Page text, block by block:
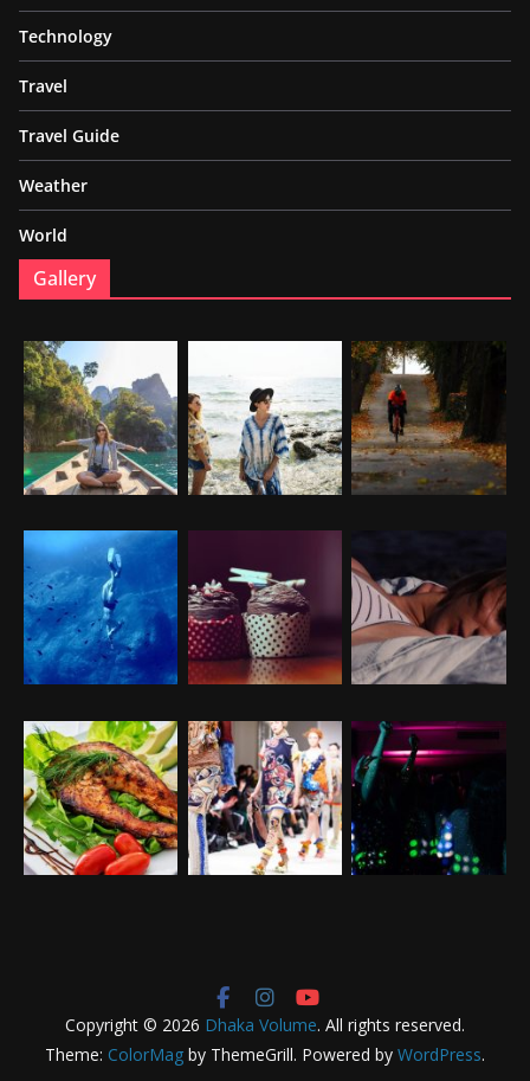
Technology
Travel
Travel Guide
Weather
World
Gallery
Copyright © 2026 Dhaka Volume. All rights reserved.
Theme: ColorMag by ThemeGrill. Powered by WordPress.